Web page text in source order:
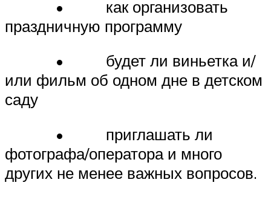
• как организовать
праздничную программу
• будет ли виньетка и/
или фильм об одном дне в детском
саду
• приглашать ли
фотографа/оператора и много
других не менее важных вопросов.